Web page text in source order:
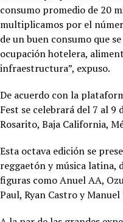
consumo promedio de 20
multiplicamos por el
de un buen consumo que
ocupación hotelera,
infraestructura”, expuso.
De acuerdo con la
Fest se celebrará del 7 al 9
Rosarito, Baja California,
Esta octava edición se
reggaetón y música latina,
figuras como Anuel AA,
Paul, Ryan Castro y